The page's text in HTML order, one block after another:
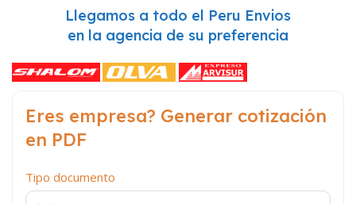
Llegamos a todo el Peru Envios
en la agencia de su preferencia
Eres empresa? Generar cotización
en PDF
Tipo documento